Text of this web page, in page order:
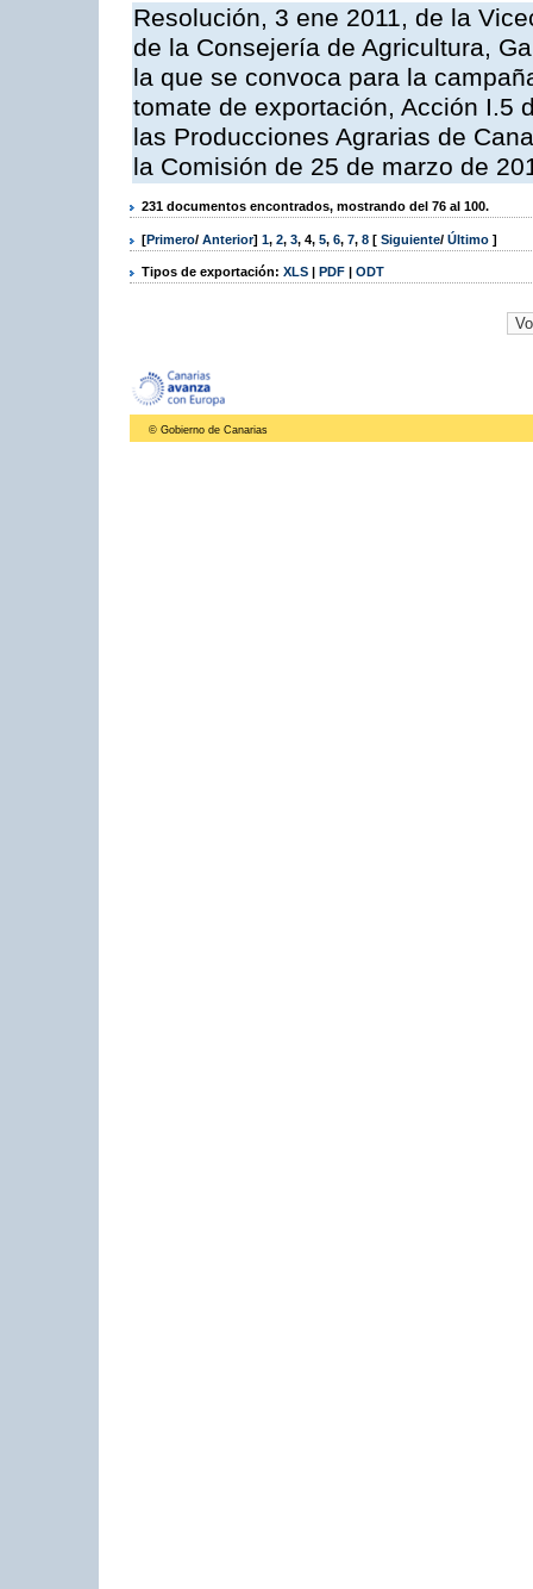
Resolución, 3 ene 2011, de la
de la Consejería de Agricultura,
la que se convoca para la
tomate de exportación, Acción I.5
las Producciones Agrarias de
la Comisión de 25 de marzo de
231 documentos encontrados, mostrando del 76 al 100.
[Primero/ Anterior] 1, 2, 3, 4, 5, 6, 7, 8 [ Siguiente/ Último ]
Tipos de exportación: XLS | PDF | ODT
© Gobierno de Canarias